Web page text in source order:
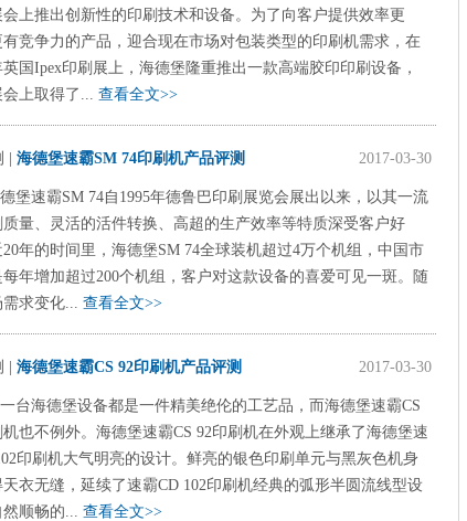
会上推出创新性的印刷技术和设备。为了向客户提供效率更
有竞争力的产品，迎合现在市场对包装类型的印刷机需求，在
英国Ipex印刷展上，海德堡隆重推出一款高端胶印印刷设备，
会上取得了... 查看全文>>
2017-03-30
海德堡速霸SM 74印刷机产品评测
堡速霸SM 74自1995年德鲁巴印刷展览会展出以来，以其一流
质量、灵活的活件转换、高超的生产效率等特质深受客户好
年的时间里，海德堡SM 74全球装机超过4万个机组，中国市
年增加超过200个机组，客户对这款设备的喜爱可见一斑。随
求变化... 查看全文>>
2017-03-30
海德堡速霸CS 92印刷机产品评测
台海德堡设备都是一件精美绝伦的工艺品，而海德堡速霸CS
机也不例外。海德堡速霸CS 92印刷机在外观上继承了海德堡速
印刷机大气明亮的设计。鲜亮的银色印刷单元与黑灰色机身
衣无缝，延续了速霸CD 102印刷机经典的弧形半圆流线型设
顺畅的... 查看全文>>